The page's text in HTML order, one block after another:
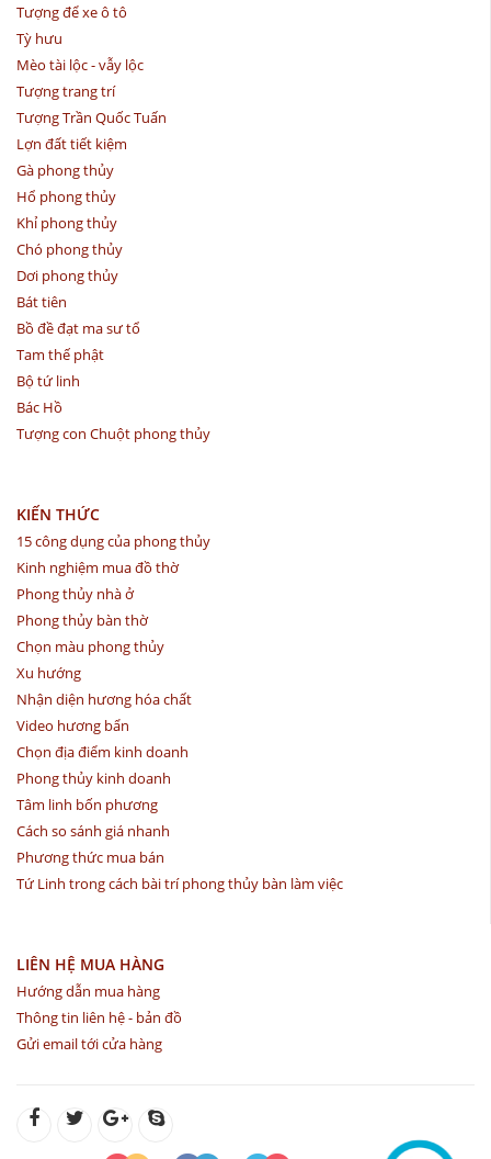
Tượng để xe ô tô
Tỳ hưu
Mèo tài lộc - vẫy lộc
Tượng trang trí
Tượng Trần Quốc Tuấn
Lợn đất tiết kiệm
Gà phong thủy
Hổ phong thủy
Khỉ phong thủy
Chó phong thủy
Dơi phong thủy
Bát tiên
Bồ đề đạt ma sư tổ
Tam thế phật
Bộ tứ linh
Bác Hồ
Tượng con Chuột phong thủy
KIẾN THỨC
15 công dụng của phong thủy
Kinh nghiệm mua đồ thờ
Phong thủy nhà ở
Phong thủy bàn thờ
Chọn màu phong thủy
Xu hướng
Nhận diện hương hóa chất
Video hương bẩn
Chọn địa điểm kinh doanh
Phong thủy kinh doanh
Tâm linh bốn phương
Cách so sánh giá nhanh
Phương thức mua bán
Tứ Linh trong cách bài trí phong thủy bàn làm việc
LIÊN HỆ MUA HÀNG
Hướng dẫn mua hàng
Thông tin liên hệ - bản đồ
Gửi email tới cửa hàng